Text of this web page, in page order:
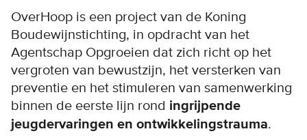
OverHoop is een project van de Koning
Boudewijnstichting, in opdracht van het
Agentschap Opgroeien dat zich richt op het
vergroten van bewustzijn, het versterken van
preventie en het stimuleren van samenwerking
binnen de eerste lijn rond ingrijpende
jeugdervaringen en ontwikkelingstrauma.